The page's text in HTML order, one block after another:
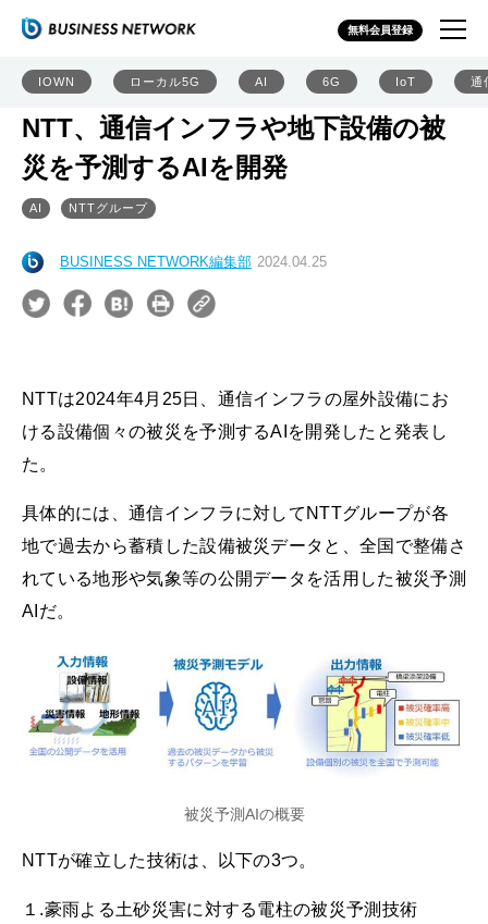
無料会員登録
IOWN ローカル5G AI 6G IoT 通
NTT、通信インフラや地下設備の被
災を予測するAIを開発
AI NTTグループ
BUSINESS NETWORK編集部 2024.04.25
NTTは2024年4月25日、通信インフラの屋外設備にお
ける設備個々の被災を予測するAIを開発したと発表し
た。
具体的には、通信インフラに対してNTTグループが各
地で過去から蓄積した設備被災データと、全国で整備さ
れている地形や気象等の公開データを活用した被災予測
AIだ。
被災予測AIの概要
NTTが確立した技術は、以下の3つ。
１.豪雨よる土砂災害に対する電柱の被災予測技術